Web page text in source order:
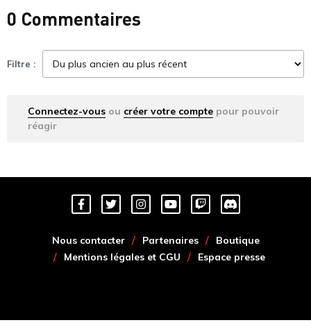
0 Commentaires
Filtre :
Connectez-vous ou créer votre compte pour pouvoir
réagir
Nous contacter Partenaires
Boutique
Mentions légales et CGU
Espace presse